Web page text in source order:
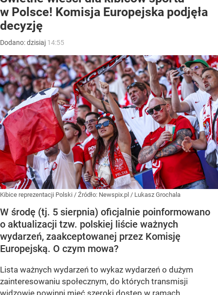
w Polsce! Komisja Europejska podjęła
decyzję
Dodano:dzisiaj 14:55
Kibice reprezentacji Polski / Źródło: Newspix.pl / Lukasz Grochala
W środę (tj. 5 sierpnia) oficjalnie poinformowano
o aktualizacji tzw. polskiej liście ważnych
wydarzeń, zaakceptowanej przez Komisję
Europejską. O czym mowa?
Lista ważnych wydarzeń to wykaz wydarzeń o dużym
zainteresowaniu społecznym, do których transmisji